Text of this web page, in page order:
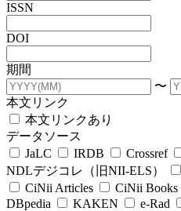
ISSN
DOI
期間
〜
本文リンク
本文リンクあり
データソース
JaLC
IRDB Crossref
NDLデジコレ（旧NII-ELS）
CiNii Articles
CiNii Books
DBpedia
KAKEN e-Rad